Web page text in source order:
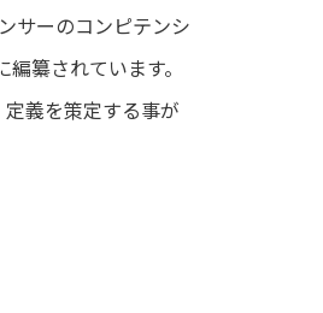
サーのコンピテンシ
纂されています。
義を策定する事が